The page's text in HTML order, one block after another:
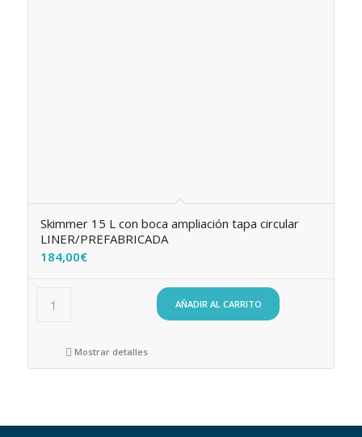
Skimmer 15 L con boca ampliación tapa circular
LINER/PREFABRICADA
184,00€
AÑADIR AL CARRITO
Mostrar detalles